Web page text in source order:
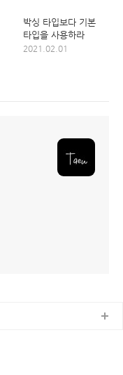
박싱 타입보다 기본
타입을 사용하라
2021.02.01